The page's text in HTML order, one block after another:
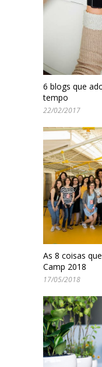
6 blogs que
tempo
22/02/2017
As 8 coisas
Camp 2018
17/05/2018